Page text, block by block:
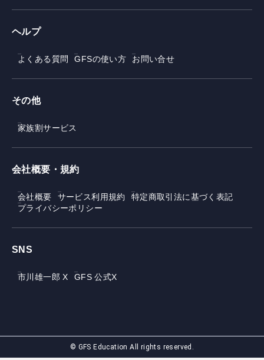
ヘルプ
よくある質問 GFSの使い方 お問い合せ
その他
家族割サービス
会社概要・規約
会社概要 サービス利用規約
特定商取引法に基づく表記
プライバシーポリシー
SNS
市川雄一郎 X GFS 公式X
© GFS Education All rights reserved.